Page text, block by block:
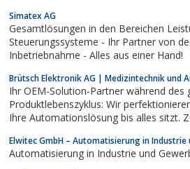
Simatex AG
Gesamtlösungen in den Bereichen
Steuerungssysteme - Ihr Partner von
Inbetriebnahme - Alles aus einer Hand!
Brütsch Elektronik AG | Medizintechnik und
Ihr OEM-Solution-Partner während des
Produktlebenszyklus: Wir
Ihre Automationslösung bis alles sitzt.
Elwitec GmbH – Automatisierung in Industrie
Automatisierung in Industrie und